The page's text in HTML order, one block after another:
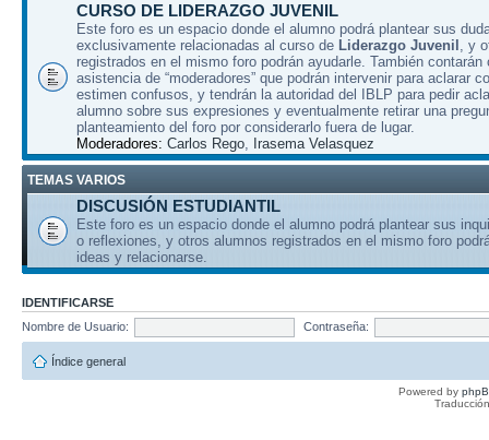
CURSO DE LIDERAZGO JUVENIL
Este foro es un espacio donde el alumno podrá plantear sus
exclusivamente relacionadas al curso de Liderazgo Juvenil , y
registrados en el mismo foro podrán ayudarle. También contarán
asistencia de “moderadores” que podrán intervenir para aclarar
estimen confusos, y tendrán la autoridad del IBLP para pedir
alumno sobre sus expresiones y eventualmente retirar una
planteamiento del foro por considerarlo fuera de lugar.
Moderadores: Carlos Rego, Irasema Velasquez
TEMAS VARIOS
DISCUSIÓN ESTUDIANTIL
Este foro es un espacio donde el alumno podrá plantear sus
o reflexiones, y otros alumnos registrados en el mismo foro
ideas y relacionarse.
IDENTIFICARSE
Nombre de Usuario:
Contraseña:
Índice general
Powered by